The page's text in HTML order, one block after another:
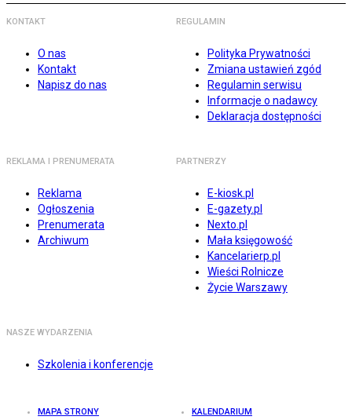
KONTAKT
O nas
Kontakt
Napisz do nas
REGULAMIN
Polityka Prywatności
Zmiana ustawień zgód
Regulamin serwisu
Informacje o nadawcy
Deklaracja dostępności
REKLAMA I PRENUMERATA
Reklama
Ogłoszenia
Prenumerata
Archiwum
PARTNERZY
E-kiosk.pl
E-gazety.pl
Nexto.pl
Mała księgowość
Kancelarierp.pl
Wieści Rolnicze
Życie Warszawy
NASZE WYDARZENIA
Szkolenia i konferencje
MAPA STRONY KALENDARIUM